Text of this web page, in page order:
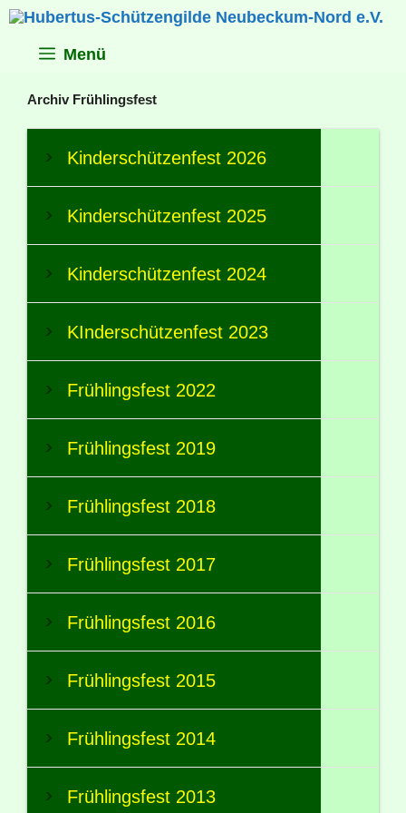
Zum
Inhalt
Menü
Archiv Frühlingsfest
Kinderschützenfest 2026
Kinderschützenfest 2025
Kinderschützenfest 2024
KInderschützenfest 2023
Frühlingsfest 2022
Frühlingsfest 2019
Frühlingsfest 2018
Frühlingsfest 2017
Frühlingsfest 2016
Frühlingsfest 2015
Frühlingsfest 2014
Frühlingsfest 2013